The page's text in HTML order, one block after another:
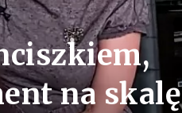
na skalę